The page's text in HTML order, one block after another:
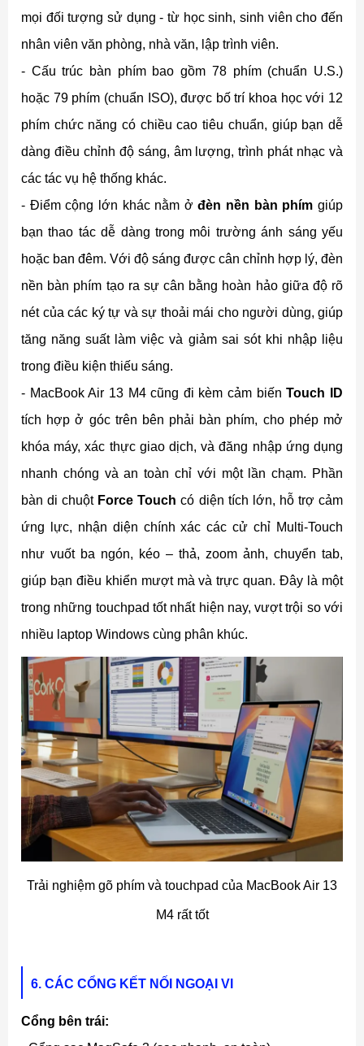
mọi đối tượng sử dụng - từ học sinh, sinh viên cho đến
nhân viên văn phòng, nhà văn, lập trình viên.
- Cấu trúc bàn phím bao gồm 78 phím (chuẩn U.S.)
hoặc 79 phím (chuẩn ISO), được bố trí khoa học với 12
phím chức năng có chiều cao tiêu chuẩn, giúp bạn dễ
dàng điều chỉnh độ sáng, âm lượng, trình phát nhạc và
các tác vụ hệ thống khác.
- Điểm cộng lớn khác nằm ởđèn nền bàn phím giúp
bạn thao tác dễ dàng trong môi trường ánh sáng yếu
hoặc ban đêm. Với độ sáng được cân chỉnh hợp lý, đèn
nền bàn phím tạo ra sự cân bằng hoàn hảo giữa độ rõ
nét của các ký tự và sự thoải mái cho người dùng, giúp
tăng năng suất làm việc và giảm sai sót khi nhập liệu
trong điều kiện thiếu sáng.
- MacBook Air 13 M4 cũng đi kèm cảm biếnTouch ID
tích hợp ở góc trên bên phải bàn phím, cho phép mở
khóa máy, xác thực giao dịch, và đăng nhập ứng dụng
nhanh chóng và an toàn chỉ với một lần chạm. Phần
bàn di chuộtForce Touch có diện tích lớn, hỗ trợ cảm
ứng lực, nhận diện chính xác các cử chỉ Multi-Touch
như vuốt ba ngón, kéo – thả, zoom ảnh, chuyển tab,
giúp bạn điều khiển mượt mà và trực quan. Đây là một
trong những touchpad tốt nhất hiện nay, vượt trội so với
nhiều laptop Windows cùng phân khúc.
Trải nghiệm gõ phím và touchpad của MacBook Air 13
M4 rất tốt
6. CÁC CỔNG KẾT NỐI NGOẠI VI
Cổng bên trái: